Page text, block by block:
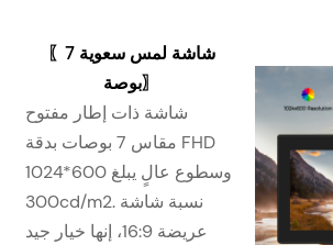
〖 شاشة لمس سعوية 7
بوصة〗
شاشة ذات إطار مفتوح
مقاس 7 بوصات بدقة FHD
1024*600 وسطوع عالٍ يبلغ
300cd/m2. نسبة شاشة
عريضة 16:9، إنها خيار جيد